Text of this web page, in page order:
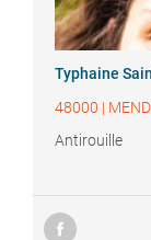
Typhaine
48000 |
Antirouille